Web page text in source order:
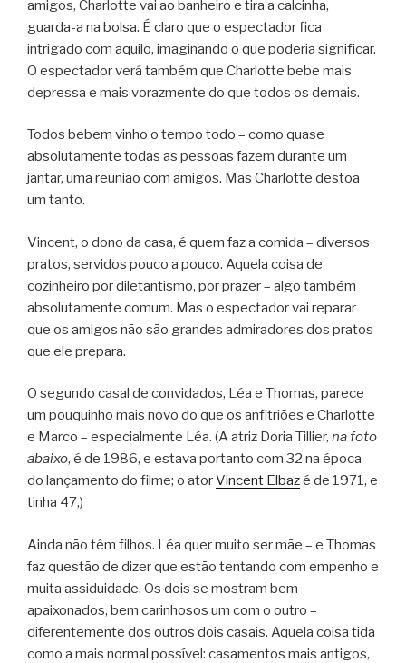
amigos, Charlotte vai ao banheiro e tira a calcinha,
guarda-a na bolsa. É claro que o espectador fica
intrigado com aquilo, imaginando o que poderia significar.
O espectador verá também que Charlotte bebe mais
depressa e mais vorazmente do que todos os demais.
Todos bebem vinho o tempo todo – como quase
absolutamente todas as pessoas fazem durante um
jantar, uma reunião com amigos. Mas Charlotte destoa
um tanto.
Vincent, o dono da casa, é quem faz a comida – diversos
pratos, servidos pouco a pouco. Aquela coisa de
cozinheiro por diletantismo, por prazer – algo também
absolutamente comum. Mas o espectador vai reparar
que os amigos não são grandes admiradores dos pratos
que ele prepara.
O segundo casal de convidados, Léa e Thomas, parece
um pouquinho mais novo do que os anfitriões e Charlotte
e Marco – especialmente Léa. (A atriz Doria Tillier, na foto
abaixo, é de 1986, e estava portanto com 32 na época
do lançamento do filme; o atorVincent Elbazé de 1971, e
tinha 47,)
Ainda não têm filhos. Léa quer muito ser mãe – e Thomas
faz questão de dizer que estão tentando com empenho e
muita assiduidade. Os dois se mostram bem
apaixonados, bem carinhosos um com o outro –
diferentemente dos outros dois casais. Aquela coisa tida
como a mais normal possível: casamentos mais antigos,